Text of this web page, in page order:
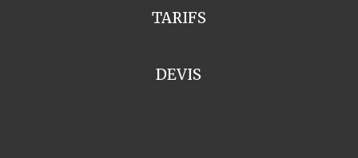
TARIFS
DEVIS